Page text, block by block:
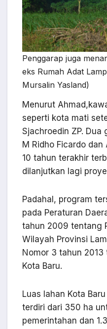
Penggarap juga
eks Rumah Adat
Mursalin Yasland)
Menurut
seperti kota mati
Sjachroedin ZP.
M Ridho Ficardo
10 tahun terakhir
dilanjutkan lagi
Padahal, program
pada Peraturan
tahun 2009 tentang
Wilayah Provinsi
Nomor 3 tahun
Kota Baru.
Luas lahan Kota
terdiri dari 350 ha
pemerintahan dan